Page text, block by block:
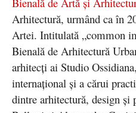
Arhitectură, urmând ca în
Artei. Intitulată „common
Bienală de Arhitectură
arhitecți ai Studio
internațional și a cărui
dintre arhitectură, design și